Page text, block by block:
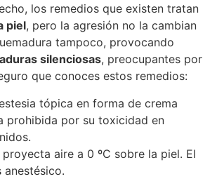
los remedios que existen tratan
piel, pero la agresión no la cambian
tampoco, provocando
silenciosas, preocupantes por
que conoces estos remedios:
tópica en forma de crema
prohibida por su toxicidad en
aire a 0 ºC sobre la piel. El